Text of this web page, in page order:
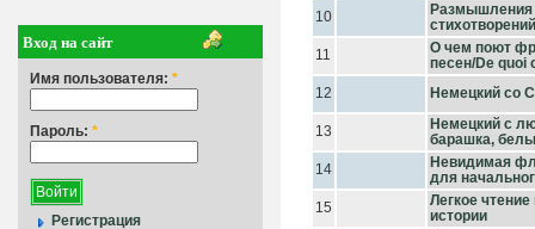
Вход на сайт
Имя пользователя: *
Пароль: *
Регистрация
10
Размышления
стихотворений
11
О чем поют
песен/De quoi
12
Немецкий со
13
Немецкий с
барашка,
14
Невидимая
для
15
Легкое
истории